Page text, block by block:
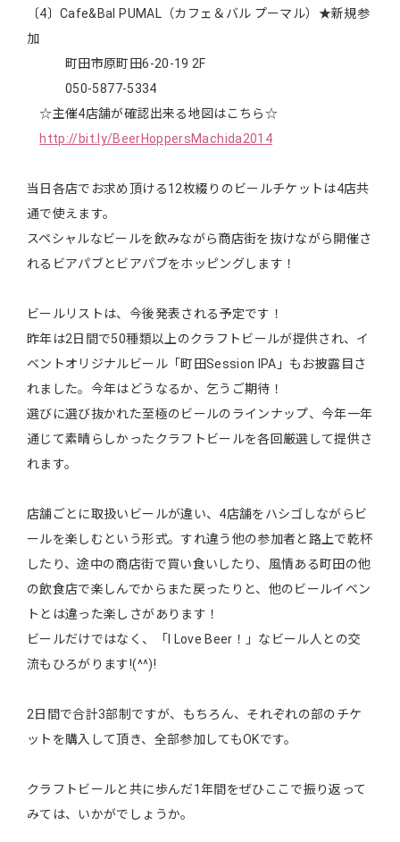
〔4〕Cafe&Bal PUMAL（カフェ＆バル プーマル）★新規参
加
町田市原町田6-20-19 2F
050-5877-5334
☆主催4店舗が確認出来る地図はこちら☆
http://bit.ly/BeerHoppersMachida2014
当日各店でお求め頂ける12枚綴りのビールチケットは4店共
通で使えます。
スペシャルなビールを飲みながら商店街を抜けながら開催さ
れるビアパブとビアパブをホッピングします！
ビールリストは、今後発表される予定です！
昨年は2日間で50種類以上のクラフトビールが提供され、イ
ベントオリジナルビール「町田Session IPA」もお披露目さ
れました。今年はどうなるか、乞うご期待！
選びに選び抜かれた至極のビールのラインナップ、今年一年
通じて素晴らしかったクラフトビールを各回厳選して提供さ
れます。
店舗ごとに取扱いビールが違い、4店舗をハシゴしながらビ
ールを楽しむという形式。すれ違う他の参加者と路上で乾杯
したり、途中の商店街で買い食いしたり、風情ある町田の他
の飲食店で楽しんでからまた戻ったりと、他のビールイベン
トとは違った楽しさがあります！
ビールだけではなく、「I Love Beer！」なビール人との交
流もひろがります!(^^)!
2日間で合計3部制ですが、もちろん、それぞれの部のチケ
ットを購入して頂き、全部参加してもOKです。
クラフトビールと共に歩んだ1年間をぜひここで振り返って
みては、いかがでしょうか。